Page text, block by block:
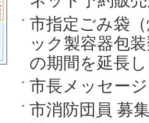
市指定ごみ袋
ック製容器包
の期間を延長
市長メッセージ
市消防団員 募